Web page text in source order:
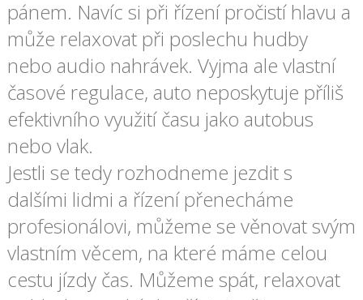
pánem. Navíc si při řízení pročistí hlavu a
může relaxovat při poslechu hudby
nebo audio nahrávek. Vyjma ale vlastní
časové regulace, auto neposkytuje příliš
efektivního využití času jako autobus
nebo vlak.
Jestli se tedy rozhodneme jezdit s
dalšími lidmi a řízení přenecháme
profesionálovi, můžeme se věnovat svým
vlastním věcem, na které máme celou
cestu jízdy čas. Můžeme spát, relaxovat